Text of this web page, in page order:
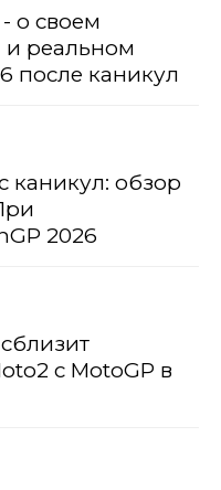
о своем
и реальном
после каникул
каникул: обзор
2026
с MotoGP в